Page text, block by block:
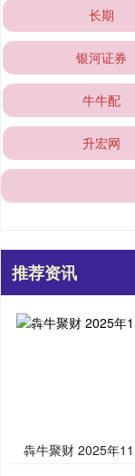
长期
银河证券
牛牛配
升宏网
推荐资讯
犇牛聚财 2025年